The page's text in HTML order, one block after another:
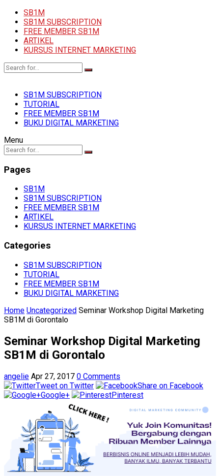
SB1M
SB1M SUBSCRIPTION
FREE MEMBER SB1M
ARTIKEL
KURSUS INTERNET MARKETING
SB1M SUBSCRIPTION
TUTORIAL
FREE MEMBER SB1M
BUKU DIGITAL MARKETING
Menu
Pages
SB1M
SB1M SUBSCRIPTION
FREE MEMBER SB1M
ARTIKEL
KURSUS INTERNET MARKETING
Categories
SB1M SUBSCRIPTION
TUTORIAL
FREE MEMBER SB1M
BUKU DIGITAL MARKETING
Home Uncategorized Seminar Workshop Digital Marketing
SB1M di Gorontalo
Seminar Workshop Digital Marketing
SB1M di Gorontalo
angelie Apr 27, 2017 0 Comments
Tweet on Twitter
Share on Facebook
Google+
Pinterest